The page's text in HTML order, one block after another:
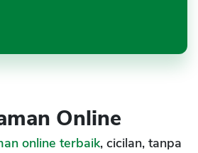
Online
online terbaik, cicilan, tanpa